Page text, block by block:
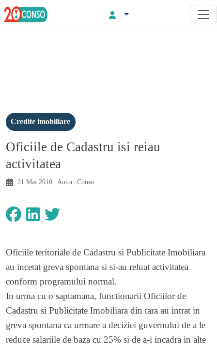
Credite imobiliare
Oficiile de Cadastru isi reiau
activitatea
21 Mai 2010 | Autor: Conso
Oficiile teritoriale de Cadastru si Publicitate Imobiliara
au incetat greva spontana si si-au reluat activitatea
conform programului normal.
In urma cu o saptamana, functionarii Oficiilor de
Cadastru si Publicitate Imobiliara din tara au intrat in
greva spontana ca urmare a deciziei guvernului de a le
reduce salariile de baza cu 25% si de a-i incadra in alte